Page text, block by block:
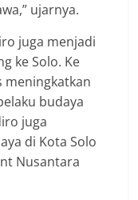
ujarnya.
juga menjadi
ke Solo. Ke
meningkatkan
budaya
juga
di Kota Solo
Nusantara